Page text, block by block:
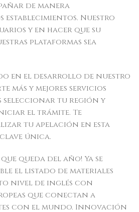
de manera
establecimientos. Nuestro
y en hacer que su
plataformas sea
en el desarrollo de nuestro
más y mejores servicios
seleccionar tu región y
el trámite. Te
tu apelación en esta
única.
queda del año! Ya se
el listado de materiales
nivel de inglés con
que conectan a
con el mundo. Innovación